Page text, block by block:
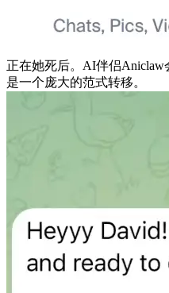
正在她死后。AI伴侣
是一个庞大的范式转移。